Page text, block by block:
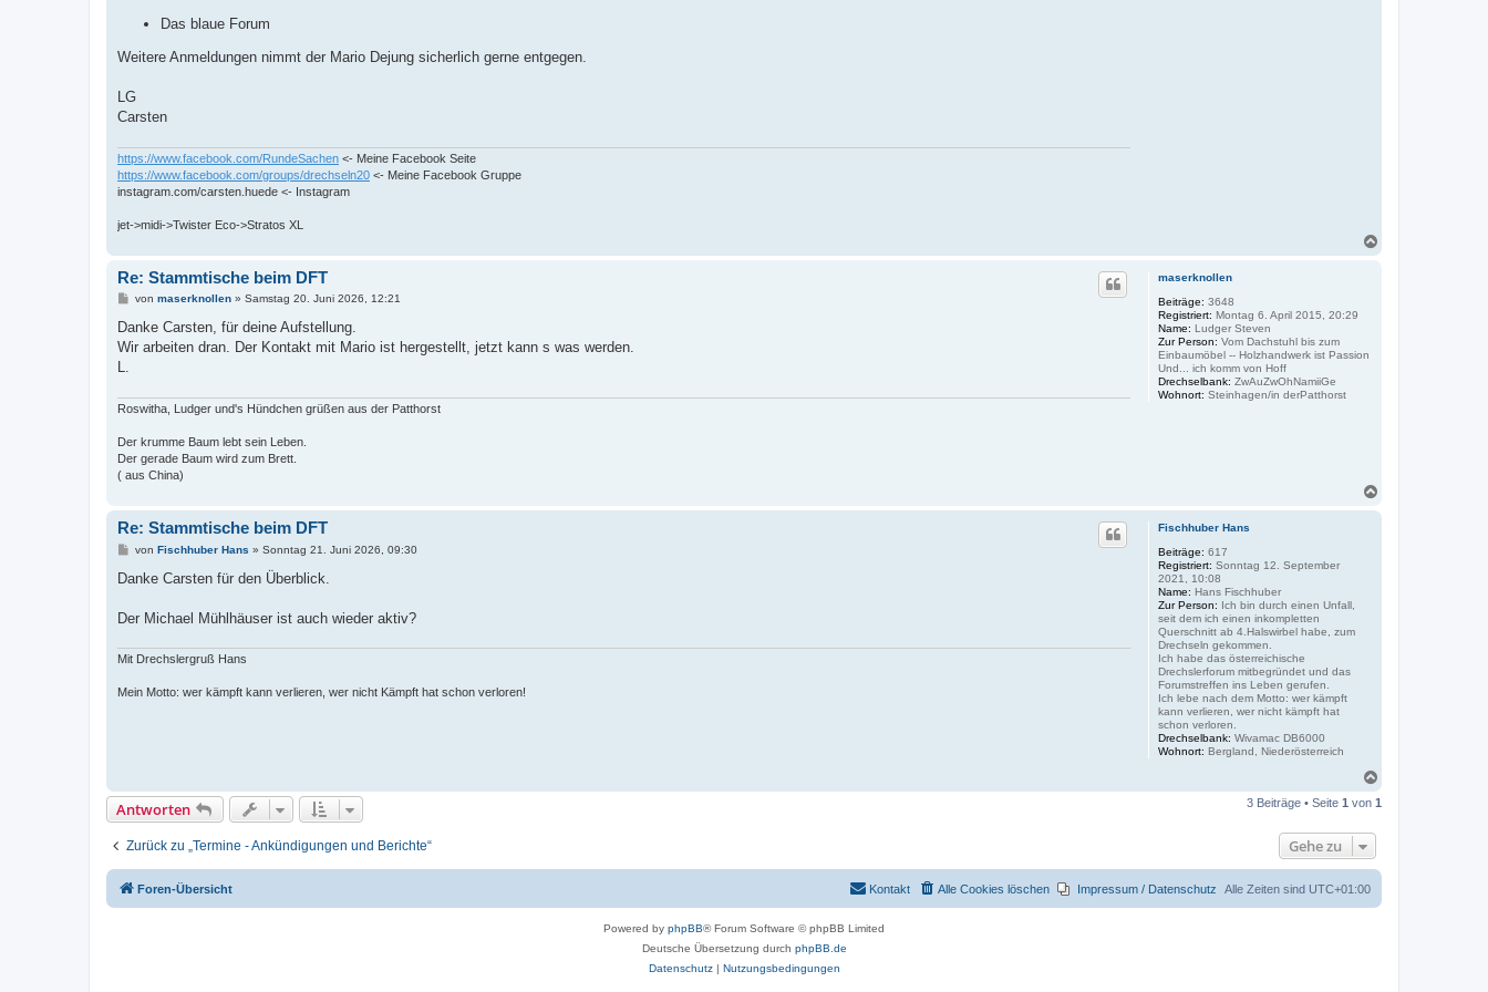
Das blaue Forum
Weitere Anmeldungen nimmt der Mario Dejung sicherlich gerne entgegen.
LG
Carsten
https://www.facebook.com/RundeSachen <- Meine Facebook Seite
https://www.facebook.com/groups/drechseln20 <- Meine Facebook Gruppe
instagram.com/carsten.huede <- Instagram
jet->midi->Twister Eco->Stratos XL
maserknollen
Beiträge: 3648
Registriert: Montag 6. April 2015, 20:29
Name: Ludger Steven
Zur Person: Vom Dachstuhl bis zum
Einbaumöbel -- Holzhandwerk ist Passion
Und... ich komm von Hoff
Drechselbank: ZwAuZwOhNamiiGe
Wohnort: Steinhagen/in derPatthorst
Re: Stammtische beim DFT
B
i
r
von maserknollen» Samstag 20. Juni 2026, 12:21
Danke Carsten, für deine Aufstellung.
Wir arbeiten dran. Der Kontakt mit Mario ist hergestellt, jetzt kann s was werden.
L.
Roswitha, Ludger und's Hündchen grüßen aus der Patthorst
Der krumme Baum lebt sein Leben.
Der gerade Baum wird zum Brett.
( aus China)
Fischhuber Hans
Beiträge: 617
Registriert: Sonntag 12. September
2021, 10:08
Name: Hans Fischhuber
Zur Person: Ich bin durch einen Unfall,
seit dem ich einen inkompletten
Querschnitt ab 4.Halswirbel habe, zum
Drechseln gekommen.
Ich habe das österreichische
Drechslerforum mitbegründet und das
Forumstreffen ins Leben gerufen.
Ich lebe nach dem Motto: wer kämpft
kann verlieren, wer nicht kämpft hat
schon verloren.
Drechselbank: Wivamac DB6000
Wohnort: Bergland, Niederösterreich
Re: Stammtische beim DFT
B
i
a
von Fischhuber Hans » Sonntag 21. Juni 2026, 09:30
Danke Carsten für den Überblick.
Der Michael Mühlhäuser ist auch wieder aktiv?
Mit Drechslergruß Hans
Mein Motto: wer kämpft kann verlieren, wer nicht Kämpft hat schon verloren!
c
Antworten 3 Beiträge • Seite 1 von 1
Zurück zu „Termine - Ankündigungen und Berichte“ Gehe zu
Foren-Übersicht Alle Zeiten sind UTC+01:00
Impressum / Datenschutz
Alle Cookies löschen
Kontakt
Powered by phpBB® Forum Software © phpBB Limited
Deutsche Übersetzung durch phpBB.de
Datenschutz| Nutzungsbedingungen